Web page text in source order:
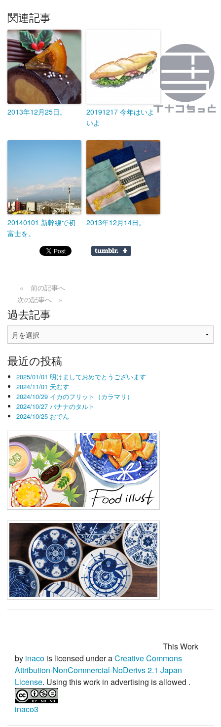
関連記事
2013年12月25日。
20191217 今年はいよ
いよ
20140101 新幹線で初
富士を。
2013年12月14日。
« 前の記事へ
次の記事へ »
過去記事
去
事
最近の投稿
2025/01/01 明けましておめでとうございます
2024/11/01 天むす
2024/10/29 イカのフリット（カラマリ）
2024/10/27 バナナのタルト
2024/10/25 おでん
This Work
by inaco is licensed under aCreative Commons
Attribution-NonCommercial-NoDerivs 2.1 Japan
License. Using this work in advertising isallowed .
inaco3